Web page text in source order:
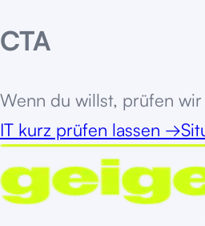
CTA
Wenn du willst, prüfen wir
IT kurz prüfen lassen →